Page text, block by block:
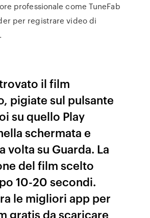
professionale come TuneFab
per registrare video di
il film
pigiate sul pulsante
su quello Play
schermata e
volta su Guarda. La
del film scelto
10-20 secondi.
le migliori app per
gratis da scaricare